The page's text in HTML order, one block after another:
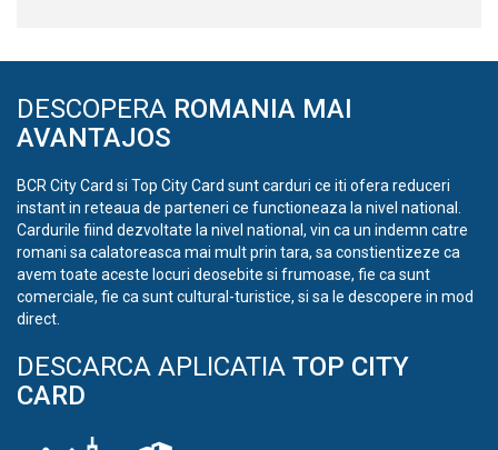
DESCOPERA ROMANIA MAI
AVANTAJOS
BCR City Card si Top City Card sunt carduri ce iti ofera reduceri
instant in reteaua de parteneri ce functioneaza la nivel national.
Cardurile fiind dezvoltate la nivel national, vin ca un indemn catre
romani sa calatoreasca mai mult prin tara, sa constientizeze ca
avem toate aceste locuri deosebite si frumoase, fie ca sunt
comerciale, fie ca sunt cultural-turistice, si sa le descopere in mod
direct.
DESCARCA APLICATIA TOP CITY
CARD